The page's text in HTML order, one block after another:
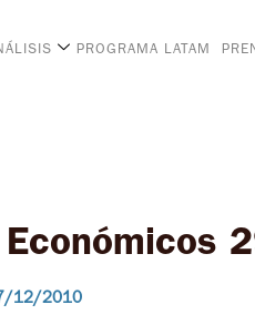
PROGRAMA LATAM
12/2010